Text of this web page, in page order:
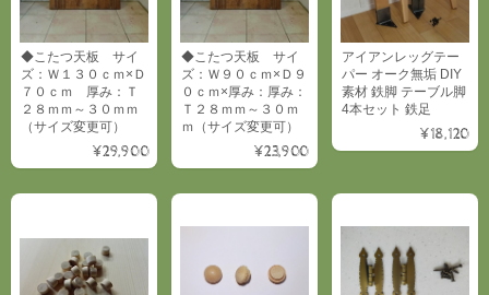
◆こたつ天板 サイ
ズ：Ｗ１３０ｃｍ×Ｄ
７０ｃｍ 厚み：Ｔ
２８ｍｍ～３０ｍｍ
（サイズ変更可）
¥29,900
◆こたつ天板 サイ
ズ：Ｗ９０ｃｍ×Ｄ９
０ｃｍ×厚み：厚み：
Ｔ２８ｍｍ～３０ｍ
ｍ（サイズ変更可）
¥23,900
アイアンレッグテー
パー オーク無垢 DIY
素材 鉄脚 テーブル脚
4本セット 鉄足
¥18,120